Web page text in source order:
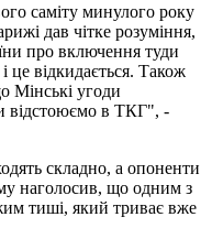
саміту минулого року
дав чітке розуміння,
про включення туди
це відкидається. Також
Мінські угоди
відстоюємо в ТКГ", -
складно, а опоненти
наголосив, що одним з
тиші, який триває вже